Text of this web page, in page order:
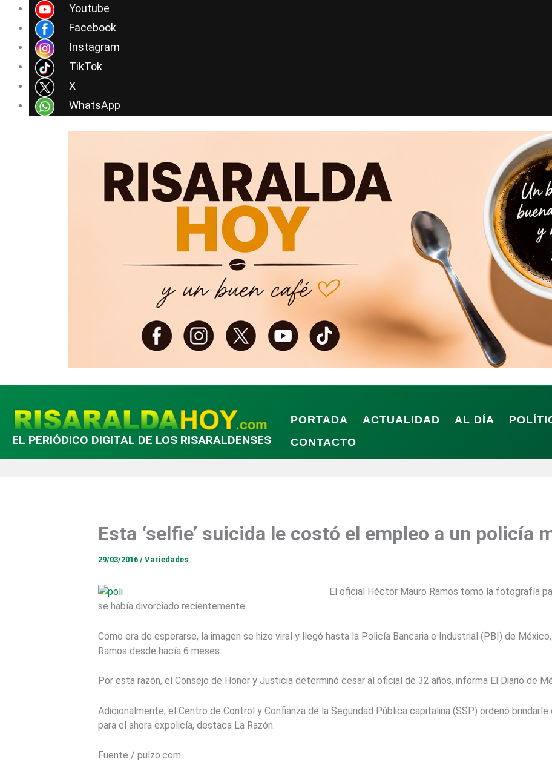
Youtube
Facebook
Instagram
TikTok
X
WhatsApp
contenido
EL PERIÓDICO DIGITAL DE LOS RISARALDENSES
PORTADA ACTUALIDAD AL DÍA
CONTACTO
Esta ‘selfie’ suicida le costó el empleo a un policía
29/03/2016 / Variedades
El oficial Héctor Mauro Ramos tomó la fotografía
se había divorciado recientemente.
Como era de esperarse, la imagen se hizo viral y llegó hasta la Policía Bancaria e Industrial (PBI) de
Ramos desde hacía 6 meses.
Por esta razón, el Consejo de Honor y Justicia determinó cesar al oficial de 32 años, informa El Diario de
Adicionalmente, el Centro de Control y Confianza de la Seguridad Pública capitalina (SSP) ordenó
para el ahora expolicía, destaca La Razón.
Fuente / pulzo.com